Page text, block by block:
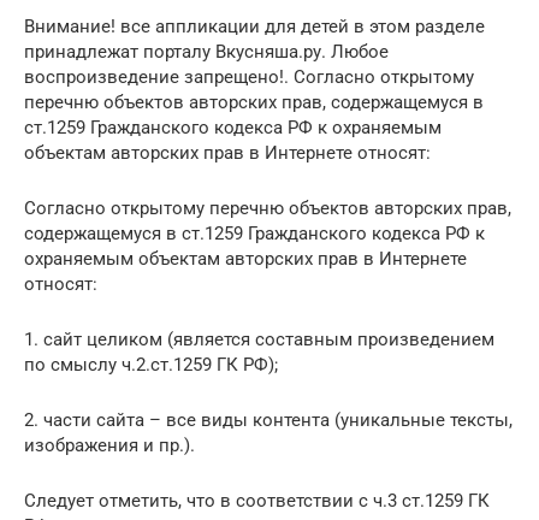
Внимание! все аппликации для детей в этом разделе
принадлежат порталу Вкусняша.ру. Любое
воспроизведение запрещено!. Согласно открытому
перечню объектов авторских прав, содержащемуся в
ст.1259 Гражданского кодекса РФ к охраняемым
объектам авторских прав в Интернете относят:
Согласно открытому перечню объектов авторских прав,
содержащемуся в ст.1259 Гражданского кодекса РФ к
охраняемым объектам авторских прав в Интернете
относят:
1. сайт целиком (является составным произведением
по смыслу ч.2.ст.1259 ГК РФ);
2. части сайта – все виды контента (уникальные тексты,
изображения и пр.).
Следует отметить, что в соответствии с ч.3 ст.1259 ГК